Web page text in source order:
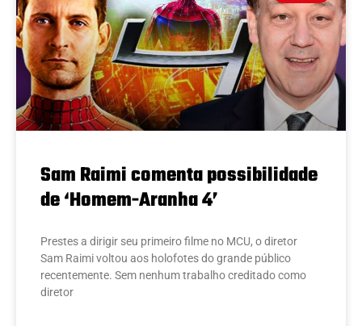
Sam Raimi comenta possibilidade
de ‘Homem-Aranha 4’
Prestes a dirigir seu primeiro filme no MCU, o diretor
Sam Raimi voltou aos holofotes do grande público
recentemente. Sem nenhum trabalho creditado como
diretor